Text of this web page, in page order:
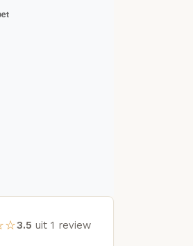
3.5 uit 1 review